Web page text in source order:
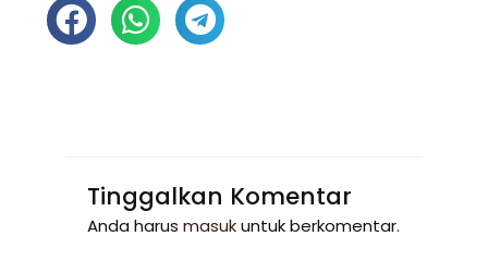
Tinggalkan Komentar
Anda harus masukuntuk berkomentar.